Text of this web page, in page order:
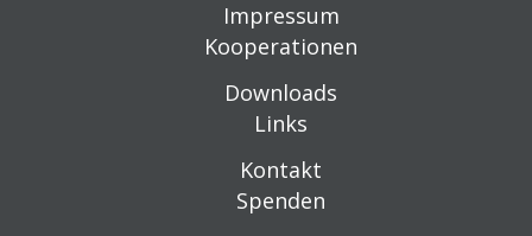
Impressum
Kooperationen
Downloads
Links
Kontakt
Spenden